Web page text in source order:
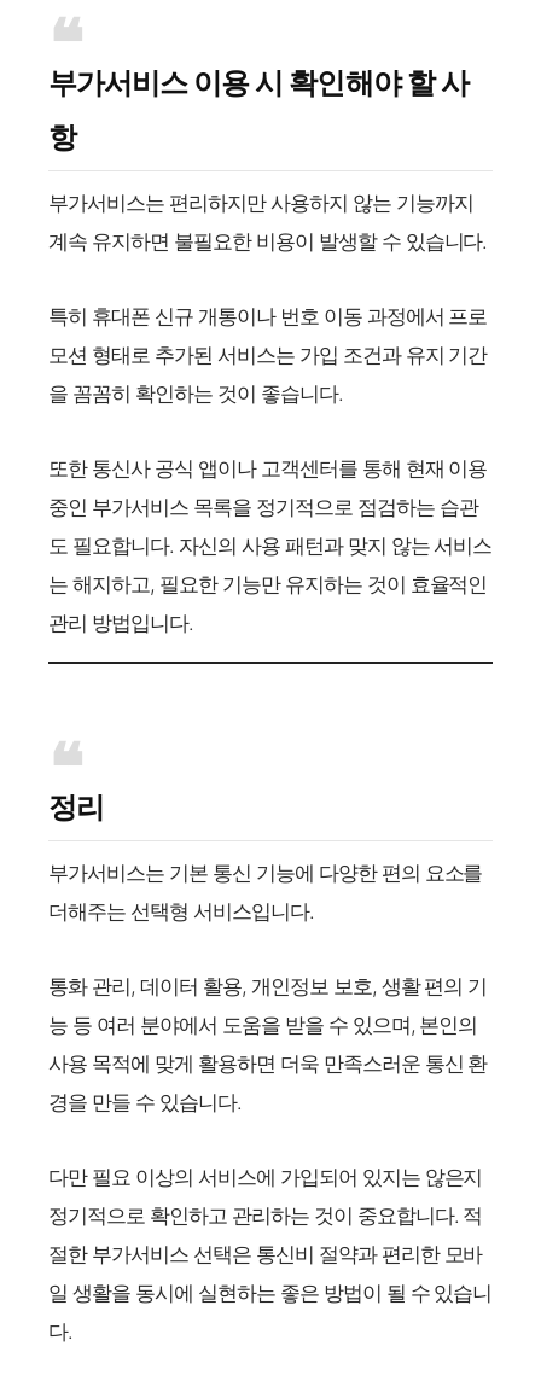
부가서비스 이용 시 확인해야 할 사
항
부가서비스는 편리하지만 사용하지 않는 기능까지
계속 유지하면 불필요한 비용이 발생할 수 있습니다.
특히 휴대폰 신규 개통이나 번호 이동 과정에서 프로
모션 형태로 추가된 서비스는 가입 조건과 유지 기간
을 꼼꼼히 확인하는 것이 좋습니다.
또한 통신사 공식 앱이나 고객센터를 통해 현재 이용
중인 부가서비스 목록을 정기적으로 점검하는 습관
도 필요합니다. 자신의 사용 패턴과 맞지 않는 서비스
는 해지하고, 필요한 기능만 유지하는 것이 효율적인
관리 방법입니다.
정리
부가서비스는 기본 통신 기능에 다양한 편의 요소를
더해주는 선택형 서비스입니다.
통화 관리, 데이터 활용, 개인정보 보호, 생활 편의 기
능 등 여러 분야에서 도움을 받을 수 있으며, 본인의
사용 목적에 맞게 활용하면 더욱 만족스러운 통신 환
경을 만들 수 있습니다.
다만 필요 이상의 서비스에 가입되어 있지는 않은지
정기적으로 확인하고 관리하는 것이 중요합니다. 적
절한 부가서비스 선택은 통신비 절약과 편리한 모바
일 생활을 동시에 실현하는 좋은 방법이 될 수 있습니
다.